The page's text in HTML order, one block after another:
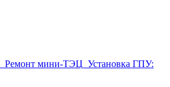
Ремонт мини-ТЭЦ Установка ГПУ: